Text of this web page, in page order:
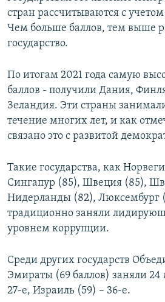
стран рассчитываются с
Чем больше баллов, тем выше
государство.
По итогам 2021 года самую
баллов - получили Дания,
Зеландия. Эти страны
течение многих лет, и как
связано это с развитой
Такие государства, как
Сингапур (85), Швеция (85),
Нидерланды (82), Люксембург
традиционно заняли
уровнем коррупции.
Среди других государств
Эмираты (69 баллов) заняли
27-е, Израиль (59) – 36-е.